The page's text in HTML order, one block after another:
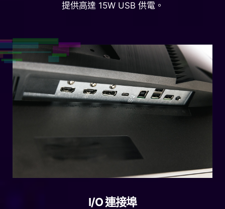
提供高達 15W USB 供電。
I/O 連接埠